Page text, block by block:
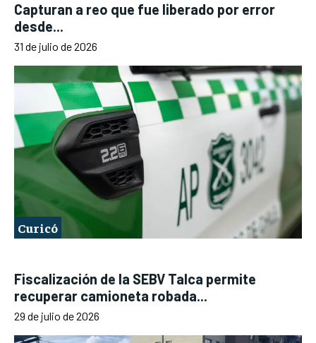
Capturan a reo que fue liberado por error
desde...
31 de julio de 2026
Curicó
Fiscalización de la SEBV Talca permite
recuperar camioneta robada...
29 de julio de 2026